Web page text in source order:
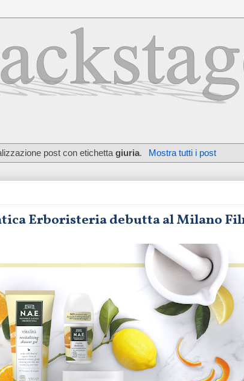
post con etichettagiuria. Mostra tutti i post
Erboristeria debutta al Milano